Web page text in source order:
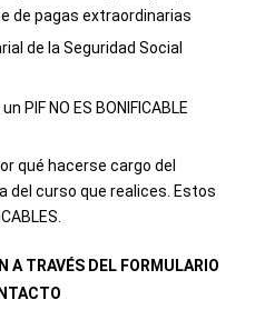
de pagas extraordinarias
de la Seguridad Social
PIF NO ES BONIFICABLE
qué hacerse cargo del
del curso que realices. Estos
A TRAVÉS DEL FORMULARIO